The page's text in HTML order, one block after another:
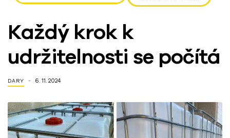
Každý krok k
udržitelnosti se počítá
DARY 6. 11. 2024